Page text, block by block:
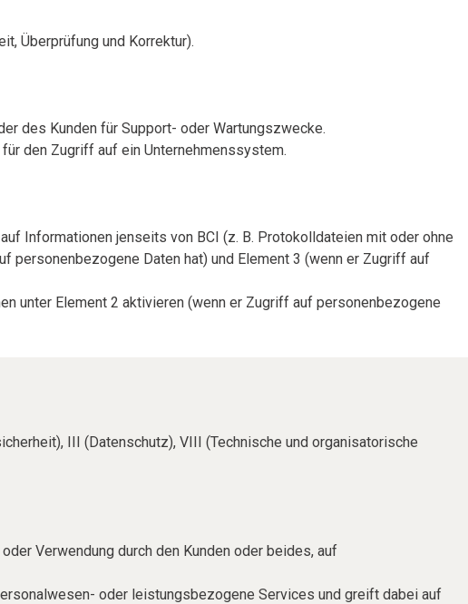
Überprüfung und Korrektur).
des Kunden für Support- oder Wartungszwecke.
den Zugriff auf ein Unternehmenssystem.
Informationen jenseits von BCI (z. B. Protokolldateien mit oder ohne
personenbezogene Daten hat) und Element 3 (wenn er Zugriff auf
unter Element 2 aktivieren (wenn er Zugriff auf personenbezogene
III (Datenschutz), VIII (Technische und organisatorische
Verwendung durch den Kunden oder beides, auf
oder leistungsbezogene Services und greift dabei auf